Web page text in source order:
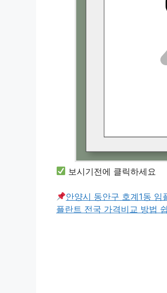
보시기전에 클릭하세요
안양시 동안구 호계1동 임
플란트 전국 가격비교 방법